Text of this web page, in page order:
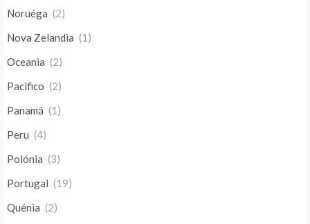
Noruéga (2)
Nova Zelandia (1)
Oceania (2)
Pacifico (2)
Panamá (1)
Peru (4)
Polónia (3)
Portugal (19)
Quénia (2)